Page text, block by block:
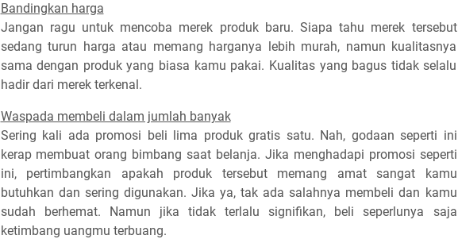
Bandingkan harga
Jangan ragu untuk mencoba merek produk baru. Siapa tahu merek tersebut
sedang turun harga atau memang harganya lebih murah, namun kualitasnya
sama dengan produk yang biasa kamu pakai. Kualitas yang bagus tidak selalu
hadir dari merek terkenal.
Waspada membeli dalam jumlah banyak
Sering kali ada promosi beli lima produk gratis satu. Nah, godaan seperti ini
kerap membuat orang bimbang saat belanja. Jika menghadapi promosi seperti
ini, pertimbangkan apakah produk tersebut memang amat sangat kamu
butuhkan dan sering digunakan. Jika ya, tak ada salahnya membeli dan kamu
sudah berhemat. Namun jika tidak terlalu signifikan, beli seperlunya saja
ketimbang uangmu terbuang.